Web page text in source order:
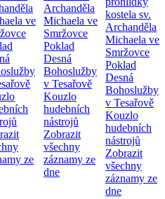
ve
ze
Archanděla
Michaela ve
Smržovce
Poklad
Desná
Bohoslužby
v Tesařově
Kouzlo
hudebních
nástrojů
Zobrazit
všechny
záznamy ze
dne
kostela sv.
Archanděla
Michaela ve
Smržovce
Poklad
Desná
Bohoslužby
v Tesařově
Kouzlo
hudebních
nástrojů
Zobrazit
všechny
záznamy ze
dne